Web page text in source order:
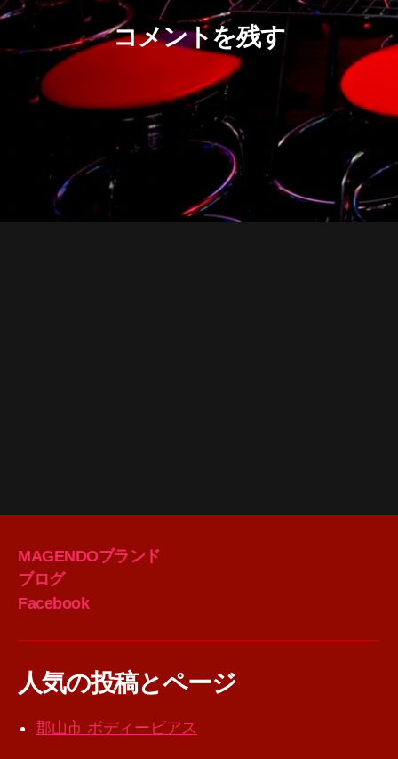
コメントを残す
MAGENDOブランド
ブログ
Facebook
人気の投稿とページ
郡山市 ボディーピアス